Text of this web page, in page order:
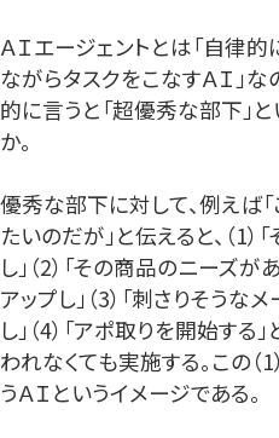
ＡＩエージェントとは「自律
ながらタスクをこなすＡＩ」な
的に言うと「超優秀な部下」
か。
優秀な部下に対して、例えば
たいのだが」と伝えると、（1
し」（2）「その商品のニーズ
アップし」（3）「刺さりそう
し」（4）「アポ取りを開始す
われなくても実施する。この（
うＡＩというイメージである。